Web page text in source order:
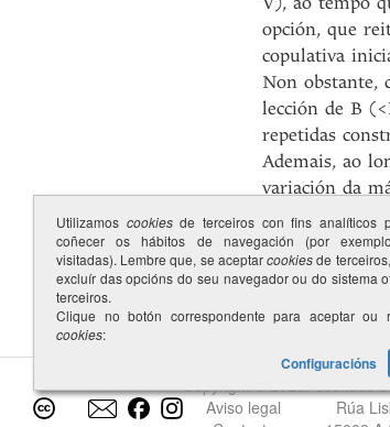
opción, que
copulativa
Non obstante,
lección de B
repetidas
Ademais, ao
variación da
expresivas
emenda e[u]
235.28,423.12,
Copyright © 2026
Aviso legal
Facultade
Rúa
Utilizamos cookiesde terceiros con fins analíticos
coñecer os hábitos de navegación (por
visitadas). Lembre que, se aceptarcookiesde
excluír das opcións do seu navegador ou do sistema
terceiros.
Clique no botón correspondente para aceptar ou
cookies:
Configuracións